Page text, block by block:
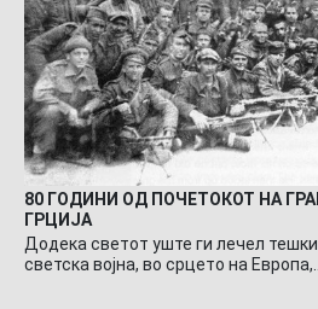
80 ГОДИНИ ОД ПОЧЕТОКОТ НА
ГРЦИЈА
Додека светот уште ги лечел
светска војна, во срцето на Европа,…